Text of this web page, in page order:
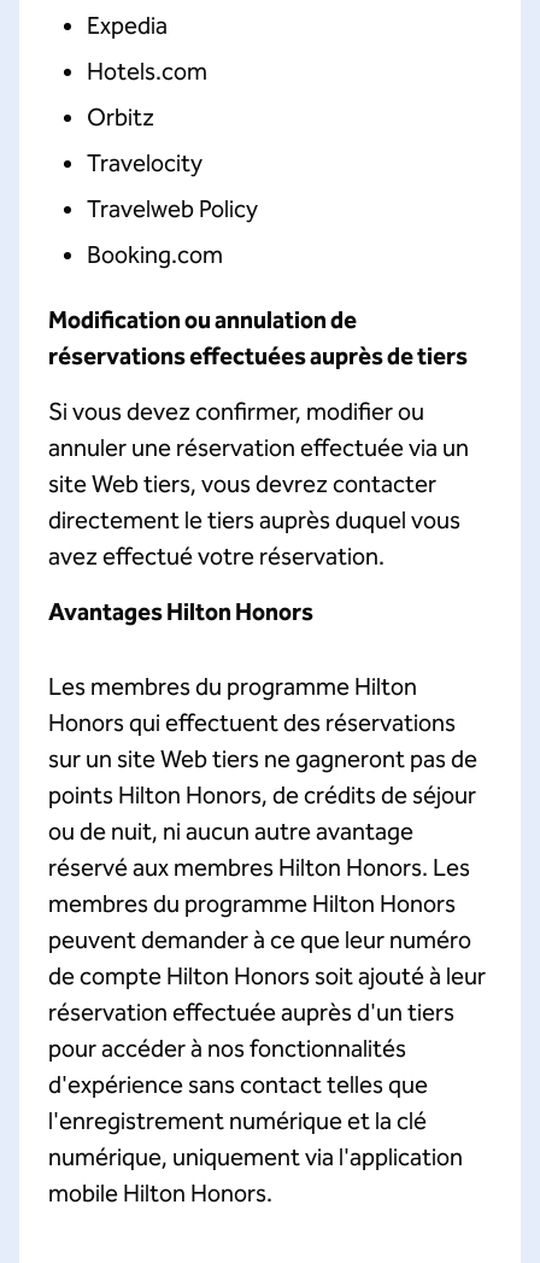
Expedia
Hotels.com
Orbitz
Travelocity
Travelweb Policy
Booking.com
Modification ou annulation de
réservations effectuées auprès de tiers
Si vous devez confirmer, modifier ou
annuler une réservation effectuée via un
site Web tiers, vous devrez contacter
directement le tiers auprès duquel vous
avez effectué votre réservation.
Avantages Hilton Honors
Les membres du programme Hilton
Honors qui effectuent des réservations
sur un site Web tiers ne gagneront pas de
points Hilton Honors, de crédits de séjour
ou de nuit, ni aucun autre avantage
réservé aux membres Hilton Honors. Les
membres du programme Hilton Honors
peuvent demander à ce que leur numéro
de compte Hilton Honors soit ajouté à leur
réservation effectuée auprès d'un tiers
pour accéder à nos fonctionnalités
d'expérience sans contact telles que
l'enregistrement numérique et la clé
numérique, uniquement via l'application
mobile Hilton Honors.